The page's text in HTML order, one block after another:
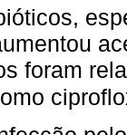
foram